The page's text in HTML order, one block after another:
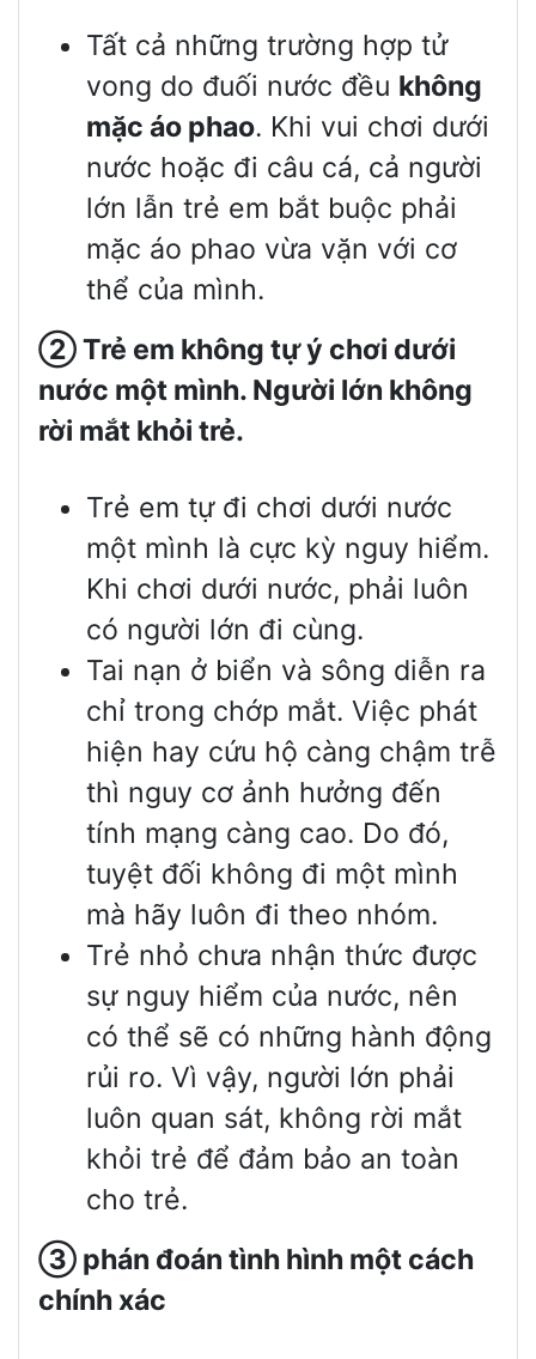
Tất cả những trường hợp tử
vong do đuối nước đều không
mặc áo phao. Khi vui chơi dưới
nước hoặc đi câu cá, cả người
lớn lẫn trẻ em bắt buộc phải
mặc áo phao vừa vặn với cơ
thể của mình.
②Trẻ em không tự ý chơi dưới
nước một mình. Người lớn không
rời mắt khỏi trẻ.
Trẻ em tự đi chơi dưới nước
một mình là cực kỳ nguy hiểm.
Khi chơi dưới nước, phải luôn
có người lớn đi cùng.
Tai nạn ở biển và sông diễn ra
chỉ trong chớp mắt. Việc phát
hiện hay cứu hộ càng chậm trễ
thì nguy cơ ảnh hưởng đến
tính mạng càng cao. Do đó,
tuyệt đối không đi một mình
mà hãy luôn đi theo nhóm.
Trẻ nhỏ chưa nhận thức được
sự nguy hiểm của nước, nên
có thể sẽ có những hành động
rủi ro. Vì vậy, người lớn phải
luôn quan sát, không rời mắt
khỏi trẻ để đảm bảo an toàn
cho trẻ.
③ phán đoán tình hình một cách
chính xác